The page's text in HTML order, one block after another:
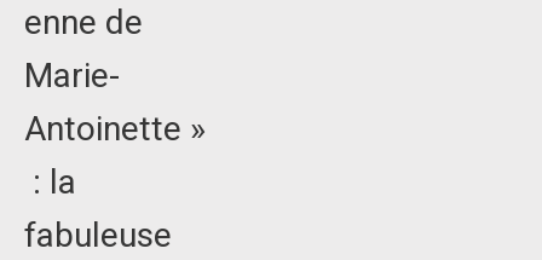
enne de
Marie-
Antoinette »
: la
fabuleuse